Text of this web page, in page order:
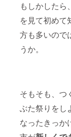
もしかしたら
を見て初めて
方も多いので
うか。
そもそも、つ
ぶた祭りをし
なったきっか